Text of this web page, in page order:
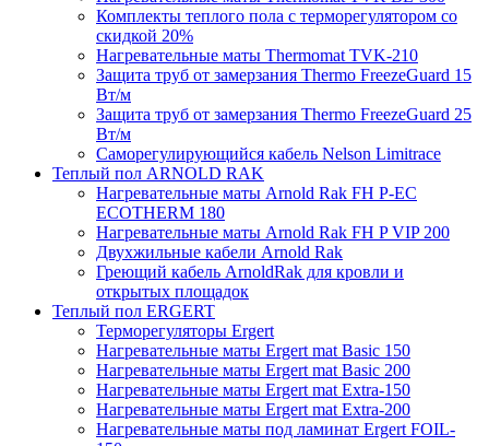
Комплекты теплого пола с терморегулятором со
скидкой 20%
Нагревательные маты Thermomat TVK-210
Защита труб от замерзания Thermo FreezeGuard 15
Вт/м
Защита труб от замерзания Thermo FreezeGuard 25
Вт/м
Саморегулирующийся кабель Nelson Limitrace
Теплый пол ARNOLD RAK
Нагревательные маты Arnold Rak FH P-EC
ECOTHERM 180
Нагревательные маты Arnold Rak FH P VIP 200
Двухжильные кабели Arnold Rak
Греющий кабель ArnoldRak для кровли и
открытых площадок
Теплый пол ERGERT
Терморегуляторы Ergert
Нагревательные маты Ergert mat Basic 150
Нагревательные маты Ergert mat Basic 200
Нагревательные маты Ergert mat Extra-150
Нагревательные маты Ergert mat Extra-200
Нагревательные маты под ламинат Ergert FOIL-